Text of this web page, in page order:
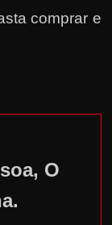
comprar e
O